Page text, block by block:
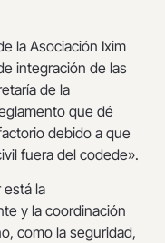
la Asociación Ixim
integración de las
de la
que dé
debido a que
fuera del codede».
está la
y la coordinación
como la seguridad,